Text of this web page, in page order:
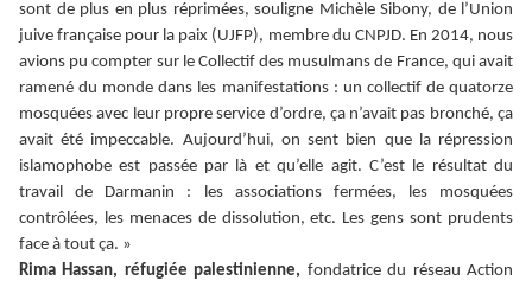
sont de plus en plus réprimées, souligne Michèle Sibony, de l’Union
juive française pour la paix (UJFP), membre du CNPJD. En 2014, nous
avions pu compter sur le Collectif des musulmans de France, qui avait
ramené du monde dans les manifestations : un collectif de quatorze
mosquées avec leur propre service d’ordre, ça n’avait pas bronché, ça
avait été impeccable. Aujourd’hui, on sent bien que la répression
islamophobe est passée par là et qu’elle agit. C’est le résultat du
travail de Darmanin : les associations fermées, les mosquées
contrôlées, les menaces de dissolution, etc. Les gens sont prudents
face à tout ça. »
Rima Hassan, réfugiée palestinienne, fondatrice du réseau Action